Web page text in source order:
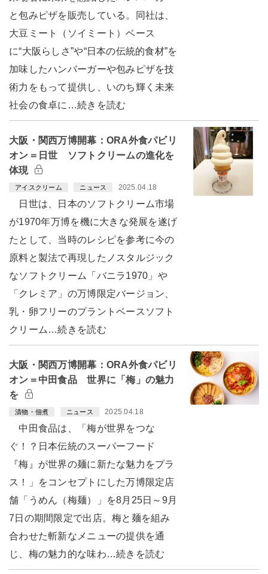
と包みピザを販売している。同社は、
大豆ミート（ソイミート）ベース
に“大阪らしさ”や“日本の伝統的食材”を
加味したハンバーガーや包みピザを技
術力をもって提供し、いのち輝く未来
社会の食卓に…続きを読む
大阪・関西万博開幕：ORA外食パビリ
オン＝日世 ソフトクリームの進化を
体現
アイスクリーム ニュース 2025.04.18
日世は、日本のソフトクリーム市場
が1970年万博を機に大きな発展を遂げ
たとして、当時のレシピを参考に今の
原料と製法で再現したノスタルジック
なソフトクリーム「バニラ1970」や
「クレミア」の万博限定バージョン、
乳・卵フリーのプラントベースソフト
クリーム…続きを読む
大阪・関西万博開幕：ORA外食パビリ
オン＝中田食品 世界に「梅」の魅力
を
漬物・佃煮 ニュース 2025.04.18
中田食品は、「梅が世界をつな
ぐ！？日本伝統のスーパーフード
『梅』が世界の麺に新たな魅力をプラ
ス！」をコンセプトにした万博限定店
舗「うめん（梅麺）」を8月25日～9月
7日の期間限定で出店。梅と麺を組み
合わせた斬新なメニューの提供を通
じ、梅の魅力的な味わ…続きを読む